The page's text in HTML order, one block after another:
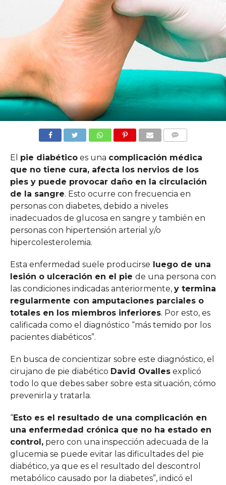
El pie diabéticoes una complicación médica
que no tiene cura, afecta los nervios de los
pies y puede provocar daño en la circulación
de la sangre. Esto ocurre con frecuencia en
personas con diabetes, debido a niveles
inadecuados de glucosa en sangre y también en
personas con hipertensión arterial y/o
hipercolesterolemia.
Esta enfermedad suele producirse luego de una
lesión o ulceración en el pie de una persona con
las condiciones indicadas anteriormente, y termina
regularmente con amputaciones parciales o
totales en los miembros inferiores. Por esto, es
calificada como el diagnóstico “más temido por los
pacientes diabéticos”.
En busca de concientizar sobre este diagnóstico, el
cirujano de pie diabético David Ovallesexplicó
todo lo que debes saber sobre esta situación, cómo
prevenirla y tratarla.
“Esto es el resultado de una complicación en
una enfermedad crónica que no ha estado en
control,pero con una inspección adecuada de la
glucemia se puede evitar las dificultades del pie
diabético, ya que es el resultado del descontrol
metabólico causado por la diabetes”, indicó el